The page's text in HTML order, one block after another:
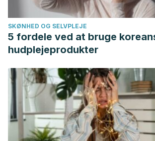
SKØNHED OG SELVPLEJE
5 fordele ved at bruge
hudplejeprodukter